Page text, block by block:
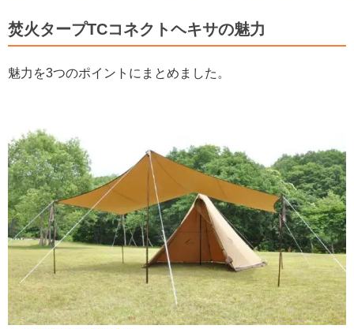
焚火タープTCコネクトヘキサの魅力
魅力を3つのポイントにまとめました。